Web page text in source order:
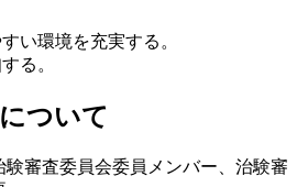
い環境を充実する。
る。
ついて
審査委員会委員メンバー、治験審